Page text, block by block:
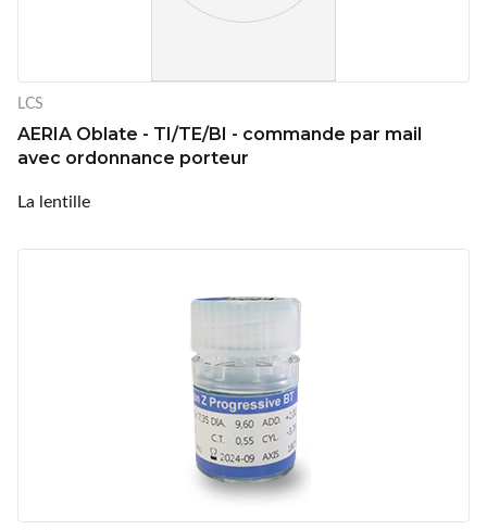
LCS
AERIA Oblate - TI/TE/BI - commande par mail
avec ordonnance porteur
La lentille